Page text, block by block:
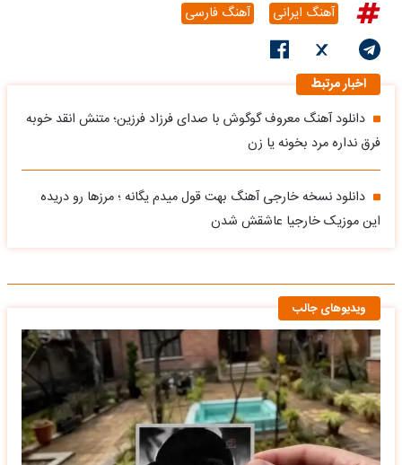
آهنگ ایرانی آهنگ فارسی
اخبار مرتبط
دانلود آهنگ معروف گوگوش با صدای فرزاد فرزین؛ متنش انقد خوبه
فرق نداره مرد بخونه یا زن
دانلود نسخه خارجی آهنگ بهت قول میدم یگانه ؛ مرزها رو دریده
این موزیک خارجیا عاشقش شدن
ویدیوهای جالب